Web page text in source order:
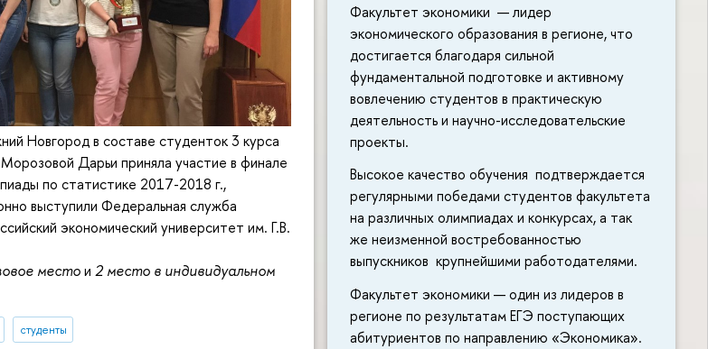
Факультет экономики — лидер
экономического образования в регионе, что
достигается благодаря сильной
фундаментальной подготовке и активному
вовлечению студентов в практическую
деятельность и научно-исследовательские
проекты.
Высокое качество обучения подтверждается
регулярными победами студентов факультета
на различных олимпиадах и конкурсах, а так
же неизменной востребованностью
выпускников крупнейшими работодателями.
Факультет экономики — один из лидеров в
регионе по результатам ЕГЭ поступающих
абитуриентов по направлению «Экономика».
Новгород в составе студенток 3 курса
Дарьи приняла участие в финале
по статистике 2017-2018 г.,
выступили Федеральная служба
экономический университет им. Г.В.
местои 2 место в индивидуальном
студенты